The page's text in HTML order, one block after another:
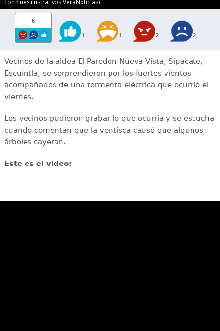
con fines ilustrativos VeraNoticias)
6
1 1 2 2
Vecinos de la aldea El Paredón Nueva Vista, Sipacate,
Escuintla, se sorprendieron por los fuertes vientos
acompañados de una tormenta eléctrica que ocurrió el
viernes.
Los vecinos pudieron grabar lo que ocurría y se escucha
cuando comentan que la ventisca causó que algunos
árboles cayeran.
Este es el video: